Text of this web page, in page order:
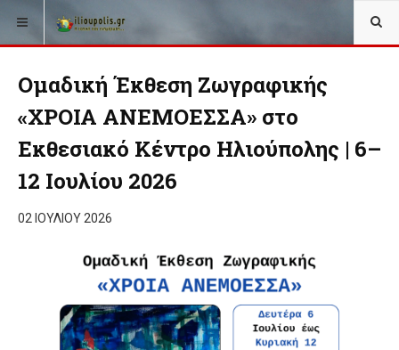
Ομαδική Έκθεση Ζωγραφικής
«ΧΡΟΙΑ ΑΝΕΜΟΕΣΣΑ» στο
Εκθεσιακό Κέντρο Ηλιούπολης | 6–
12 Ιουλίου 2026
02 ΙΟΥΛΊΟΥ 2026